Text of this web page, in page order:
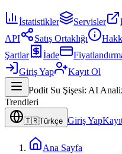
İstatistikler Servisler
API
Satış Ortaklığı
Şartlar
İade
Giriş Yap
Kayıt Ol
Podit Su Şişesi: AI
Trendleri
🇹🇷Türkçe Giriş Yap
Ana Sayfa